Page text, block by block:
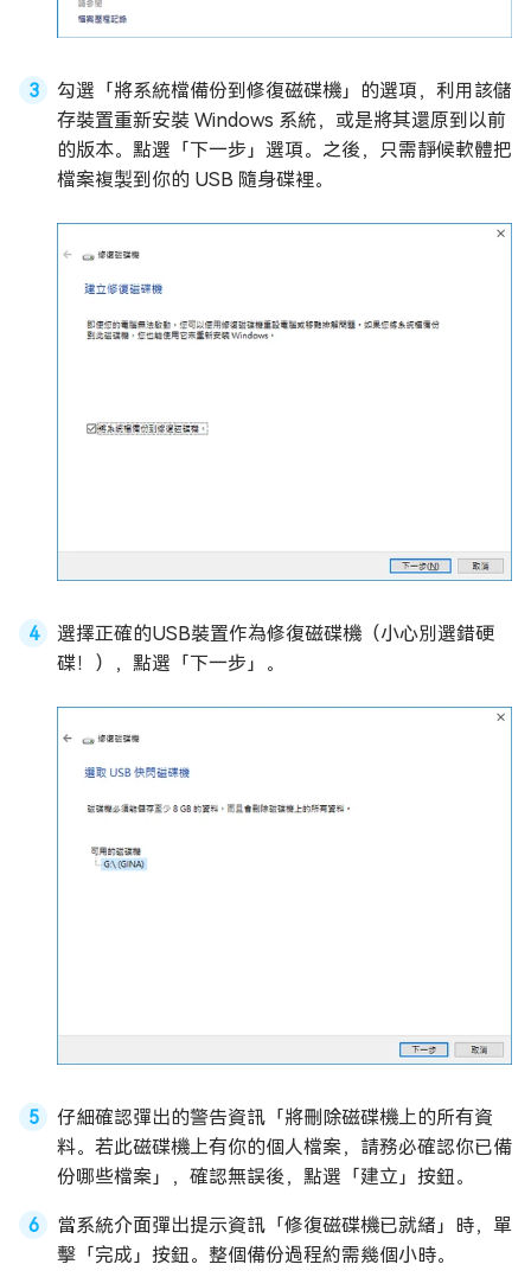
勾選「將系統檔備份到修復磁碟機」的選項，利用該儲
存裝置重新安裝 Windows 系統，或是將其還原到以前
的版本。點選「下一步」選項。之後，只需靜候軟體把
檔案複製到你的 USB 隨身碟裡。
選擇正確的USB裝置作為修復磁碟機（小心別選錯硬
碟！），點選「下一步」。
仔細確認彈出的警告資訊「將刪除磁碟機上的所有資
料。若此磁碟機上有你的個人檔案，請務必確認你已備
份哪些檔案」，確認無誤後，點選「建立」按鈕。
當系統介面彈出提示資訊「修復磁碟機已就緒」時，單
擊「完成」按鈕。整個備份過程約需幾個小時。